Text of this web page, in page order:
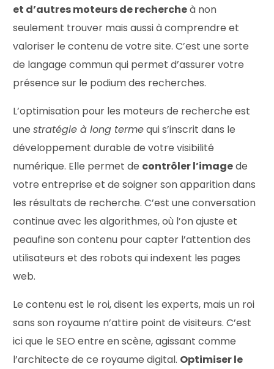
et d’autres moteurs de rechercheà non
seulement trouver mais aussi à comprendre et
valoriser le contenu de votre site. C’est une sorte
de langage commun qui permet d’assurer votre
présence sur le podium des recherches.
L’optimisation pour les moteurs de recherche est
unestratégie à long termequi s’inscrit dans le
développement durable de votre visibilité
numérique. Elle permet de contrôler l’imagede
votre entreprise et de soigner son apparition dans
les résultats de recherche. C’est une conversation
continue avec les algorithmes, où l’on ajuste et
peaufine son contenu pour capter l’attention des
utilisateurs et des robots qui indexent les pages
web.
Le contenu est le roi, disent les experts, mais un roi
sans son royaume n’attire point de visiteurs. C’est
ici que le SEO entre en scène, agissant comme
l’architecte de ce royaume digital. Optimiser le